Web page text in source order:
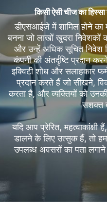
किसी ऐसी चीज का
डीएसआईजे में शामिल होने का
बनना जो लाखों खुदरा निवेशकों
और उन्हें अधिक सूचित निवेश
कंपनी की अंतर्दृष्टि प्रदान
इक्विटी शोध और सलाहकार
प्रदान करते हैं जो सीखने,
करता है, और व्यक्तियों को
सशक्त
यदि आप प्रेरित, महत्वाकांक्षी
डालने के लिए उत्सुक हैं, तो
उपलब्ध अवसरों का पता